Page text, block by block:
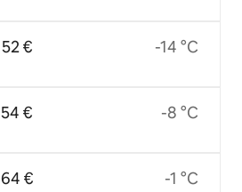
52 €
54 €
64 €
-14 °C
-8 °C
-1 °C